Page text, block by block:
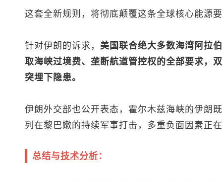
这套全新规则，将彻底颠覆这条全球核心能源
针对伊朗的诉求， 美国联合绝大多数海湾阿拉
取海峡过境费、垄断航道管控权的全部要求，
突埋下隐患。
伊朗外交部也公开表态，霍尔木兹海峡的伊朗
列在黎巴嫩的持续军事打击，多重负面因素正
总结与技术分析 ：